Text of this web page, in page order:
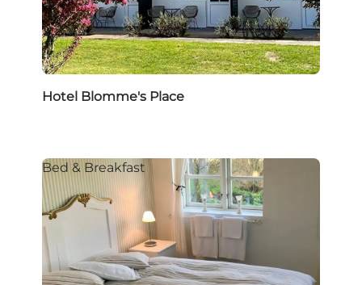
Hotel Blomme's Place
Bed & Breakfast